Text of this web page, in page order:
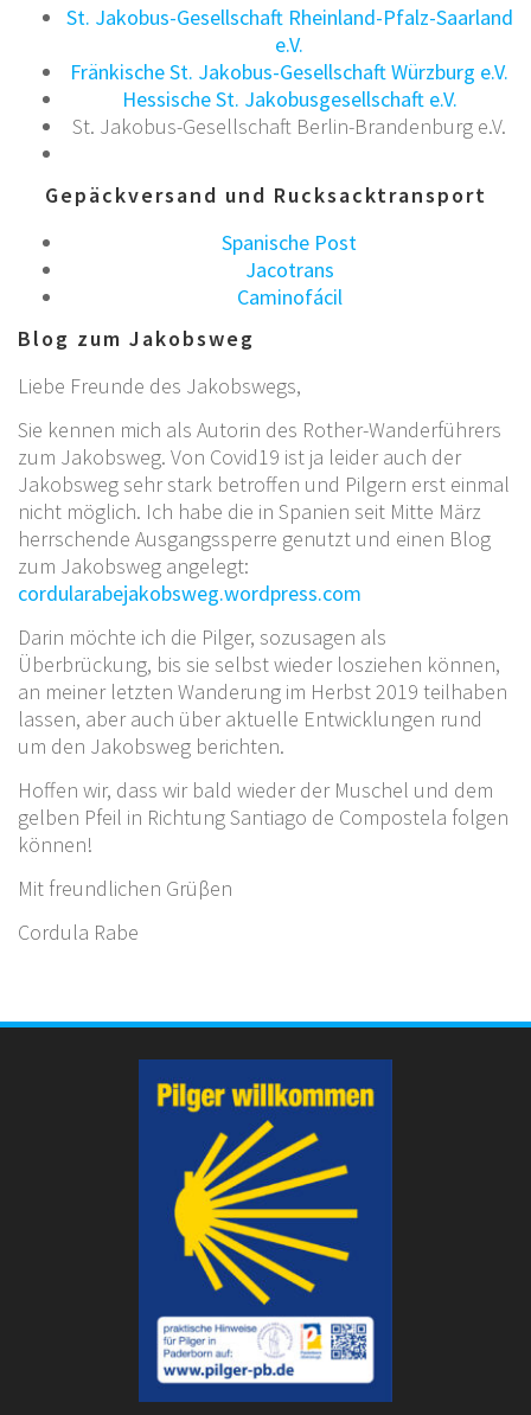
St. Jakobus-Gesellschaft Rheinland-Pfalz-Saarland
e.V.
Fränkische St. Jakobus-Gesellschaft Würzburg e.V.
Hessische St. Jakobusgesellschaft e.V.
St. Jakobus-Gesellschaft Berlin-Brandenburg e.V.
Gepäckversand und Rucksacktransport
Spanische Post
Jacotrans
Caminofácil
Blog zum Jakobsweg
Liebe Freunde des Jakobswegs,
Sie kennen mich als Autorin des Rother-Wanderführers
zum Jakobsweg. Von Covid19 ist ja leider auch der
Jakobsweg sehr stark betroffen und Pilgern erst einmal
nicht möglich. Ich habe die in Spanien seit Mitte März
herrschende Ausgangssperre genutzt und einen Blog
zum Jakobsweg angelegt:
cordularabejakobsweg.wordpress.com
Darin möchte ich die Pilger, sozusagen als
Überbrückung, bis sie selbst wieder losziehen können,
an meiner letzten Wanderung im Herbst 2019 teilhaben
lassen, aber auch über aktuelle Entwicklungen rund
um den Jakobsweg berichten.
Hoffen wir, dass wir bald wieder der Muschel und dem
gelben Pfeil in Richtung Santiago de Compostela folgen
können!
Mit freundlichen Grüβen
Cordula Rabe